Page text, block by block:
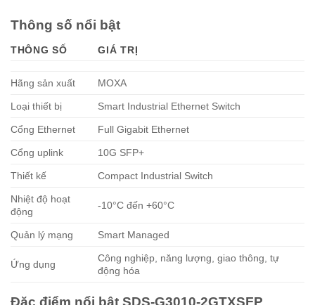
Thông số nổi bật
THÔNG SỐ GIÁ TRỊ
Hãng sản xuất MOXA
Loại thiết bị Smart Industrial Ethernet Switch
Cổng Ethernet Full Gigabit Ethernet
Cổng uplink 10G SFP+
Thiết kế Compact Industrial Switch
Nhiệt độ hoạt
động
-10°C đến +60°C
Quản lý mạng Smart Managed
Ứng dụng
Công nghiệp, năng lượng, giao thông, tự
động hóa